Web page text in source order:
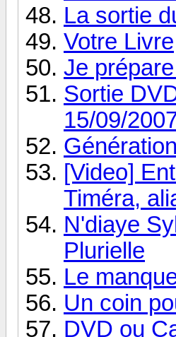
La sortie
Votre Livre
Je
Sortie
15/09/
[Video]
Timéra,
N'diaye
Plurielle
Le
Un coin
DVD ou